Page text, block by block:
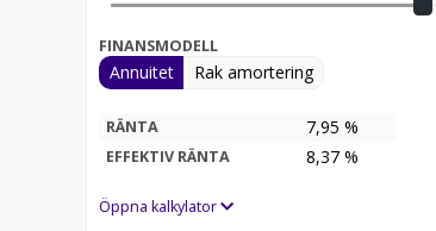
FINANSMODELL
Annuitet Rak amortering
RÄNTA 7,95 %
EFFEKTIV RÄNTA 8,37 %
Öppna kalkylator